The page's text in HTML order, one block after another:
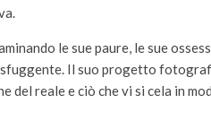
le sue paure, le sue
sfuggente. Il suo progetto
del reale e ciò che vi si cela in